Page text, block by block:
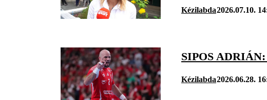
Kézilabda2026.07.10.
SIPOS
Kézilabda2026.06.28.